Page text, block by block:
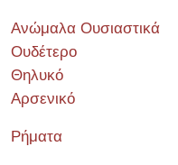
Ανώμαλα Ουσιαστικά
Ουδέτερο
Θηλυκό
Αρσενικό
Ρήματα